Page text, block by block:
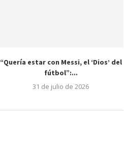
“Quería estar con Messi, el ‘Dios’ del
fútbol”:...
31 de julio de 2026